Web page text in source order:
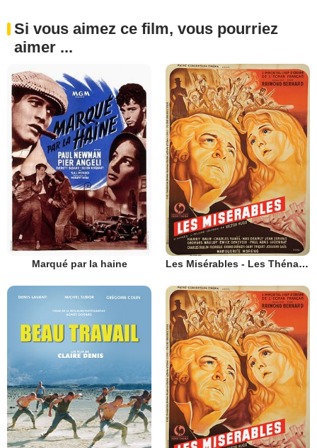
Si vous aimez ce film, vous pourriez
aimer ...
Marqué par la haine Les Misérables - Les Thénardier